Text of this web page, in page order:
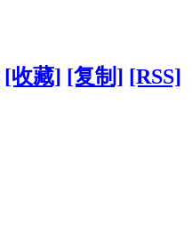
[收藏] [复制] [RSS]